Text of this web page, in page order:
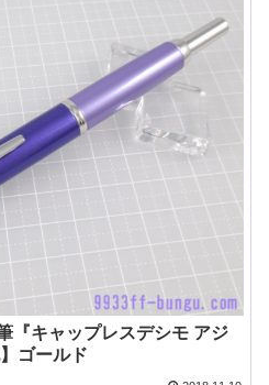
『キャップレスデシモ アジ
ゴールド